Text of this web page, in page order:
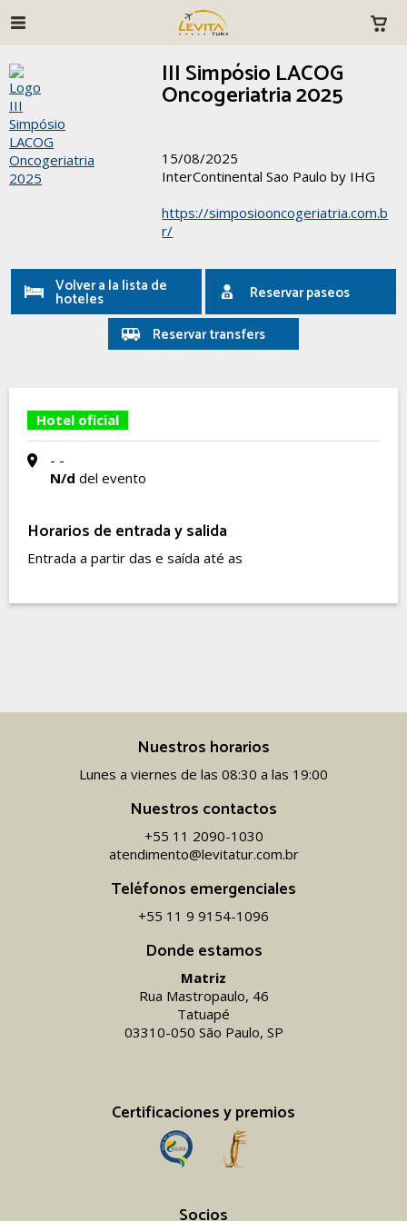
III Simpósio LACOG
Oncogeriatria 2025
15/08/2025
InterContinental Sao Paulo by IHG
https://simposiooncogeriatria.com.b
r/
Volver a la lista de
hoteles
Reservar paseos
Reservar transfers
Hotel oficial
- -
N/d del evento
Horarios de entrada y salida
Entrada a partir das e saída até as
Donde estamos
Matriz
Rua Mastropaulo, 46
Tatuapé
03310-050 São Paulo, SP
Certificaciones y premios
Socios
Nuestros horarios
Lunes a viernes de las 08:30 a las 19:00
Nuestros contactos
+55 11 2090-1030
atendimento@levitatur.com.br
Teléfonos emergenciales
+55 11 9 9154-1096‬